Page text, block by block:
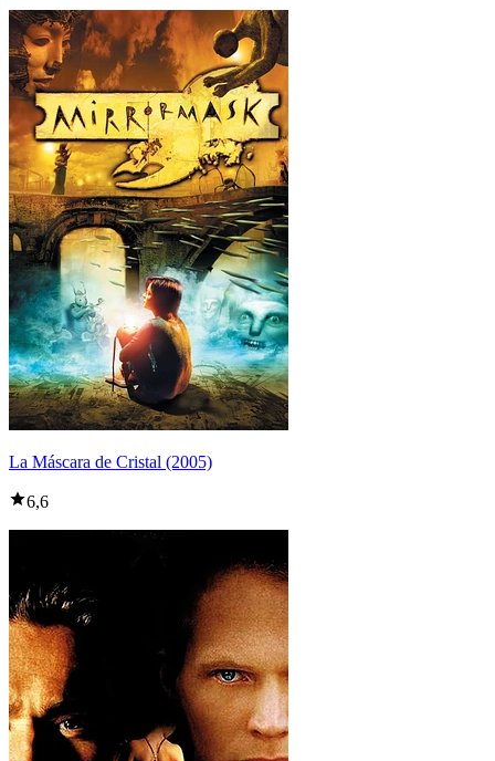
La Máscara de Cristal (2005)
6,6